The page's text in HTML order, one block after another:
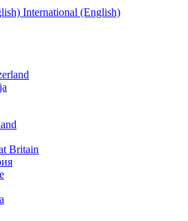
International (English)
Britain